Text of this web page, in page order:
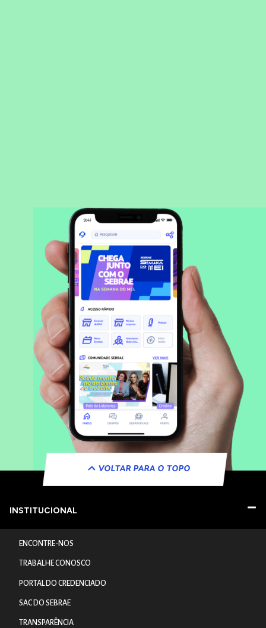
VOLTAR PARA O TOPO
INSTITUCIONAL
ENCONTRE-NOS
TRABALHE CONOSCO
PORTAL DO CREDENCIADO
SAC DO SEBRAE
TRANSPARÊNCIA